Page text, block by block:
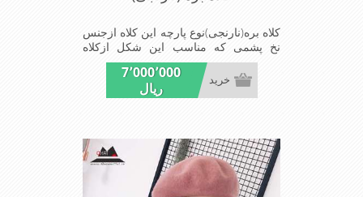
کلاه بره(نارنجی)نوع پارچه این کلاه ازجنس
نخ پشمی که مناسب این شکل ازکلاه
است شیک و مناسب افراد خوش پوش
جنس عالی ,بافتی مناسب , سبکی, خوش
فرمی از دیگر خصوصیات این کلاه بره می
7٬000٬000
ریال
خرید